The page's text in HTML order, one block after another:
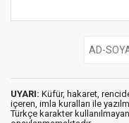
UYARI: Küfür, hakaret,
içeren, imla kuralları ile
Türkçe karakter